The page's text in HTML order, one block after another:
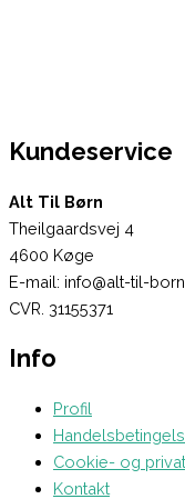
Kundeservice
Alt Til Børn
Theilgaardsvej 4
4600 Køge
E-mail: info@alt-til-
CVR. 31155371
Info
Profil
Cookie- og
Kontakt